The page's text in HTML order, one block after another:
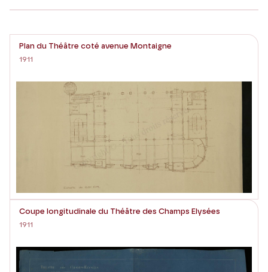
Plan du Théâtre coté avenue Montaigne
1911
Coupe longitudinale du Théâtre des Champs Elysées
1911